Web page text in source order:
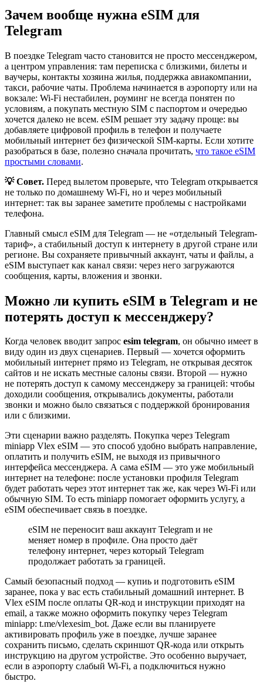
Зачем вообще нужна eSIM для
Telegram
В поездке Telegram часто становится не просто мессенджером,
а центром управления: там переписка с близкими, билеты и
ваучеры, контакты хозяина жилья, поддержка авиакомпании,
такси, рабочие чаты. Проблема начинается в аэропорту или на
вокзале: Wi‑Fi нестабилен, роуминг не всегда понятен по
условиям, а покупать местную SIM с паспортом и очередью
хочется далеко не всем. eSIM решает эту задачу проще: вы
добавляете цифровой профиль в телефон и получаете
мобильный интернет без физической SIM-карты. Если хотите
разобраться в базе, полезно сначала прочитать, что такое eSIM
простыми словами.
💡 Совет. Перед вылетом проверьте, что Telegram открывается
не только по домашнему Wi‑Fi, но и через мобильный
интернет: так вы заранее заметите проблемы с настройками
телефона.
Главный смысл eSIM для Telegram — не «отдельный Telegram-
тариф», а стабильный доступ к интернету в другой стране или
регионе. Вы сохраняете привычный аккаунт, чаты и файлы, а
eSIM выступает как канал связи: через него загружаются
сообщения, карты, вложения и звонки.
Можно ли купить eSIM в Telegram и не
потерять доступ к мессенджеру?
Когда человек вводит запрос esim telegram, он обычно имеет в
виду один из двух сценариев. Первый — хочется оформить
мобильный интернет прямо из Telegram, не открывая десяток
сайтов и не искать местные салоны связи. Второй — нужно
не потерять доступ к самому мессенджеру за границей: чтобы
доходили сообщения, открывались документы, работали
звонки и можно было связаться с поддержкой бронирования
или с близкими.
Эти сценарии важно разделять. Покупка через Telegram
miniapp Vlex eSIM — это способ удобно выбрать направление,
оплатить и получить eSIM, не выходя из привычного
интерфейса мессенджера. А сама eSIM — это уже мобильный
интернет на телефоне: после установки профиля Telegram
будет работать через этот интернет так же, как через Wi‑Fi или
обычную SIM. То есть miniapp помогает оформить услугу, а
eSIM обеспечивает связь в поездке.
eSIM не переносит ваш аккаунт Telegram и не
меняет номер в профиле. Она просто даёт
телефону интернет, через который Telegram
продолжает работать за границей.
Самый безопасный подход — купиь и подготовить eSIM
заранее, пока у вас есть стабильный домашний интернет. В
Vlex eSIM после оплаты QR-код и инструкции приходят на
email, а также можно оформить покупку через Telegram
miniapp: t.me/vlexesim_bot. Даже если вы планируете
активировать профиль уже в поездке, лучше заранее
сохранить письмо, сделать скриншот QR-кода или открыть
инструкцию на другом устройстве. Это особенно выручает,
если в аэропорту слабый Wi‑Fi, а подключиться нужно
быстро.